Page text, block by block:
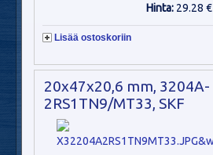
Hinta: 29.28 €
Lisää ostoskoriin
20x47x20,6 mm, 3204A-
2RS1TN9/MT33, SKF